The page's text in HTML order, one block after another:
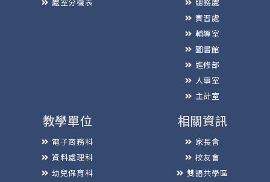
實習處
輔導室
圖書館
進修部
人事室
主計室
教學單位
電子商務科
資料處理科
幼兒保育科
相關資訊
家長會
校友會
雙語共學區